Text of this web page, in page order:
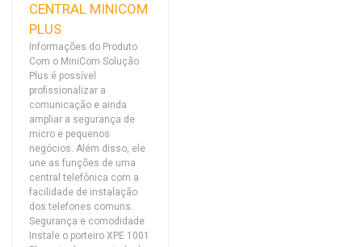
CENTRAL MINICOM
PLUS
Informações do Produto
Com o MiniCom Solução
Plus é possível
profissionalizar a
comunicação e ainda
ampliar a segurança de
micro e pequenos
negócios. Além disso, ele
une as funções de uma
central telefônica com a
facilidade de instalação
dos telefones comuns.
Segurança e comodidade
Instale o porteiro XPE 1001